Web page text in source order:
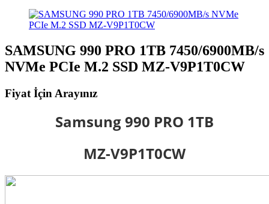
SAMSUNG 990 PRO 1TB 7450/6900MB/s
NVMe PCIe M.2 SSD MZ-V9P1T0CW
Fiyat İçin Arayınız
Samsung 990 PRO 1TB
MZ-V9P1T0CW